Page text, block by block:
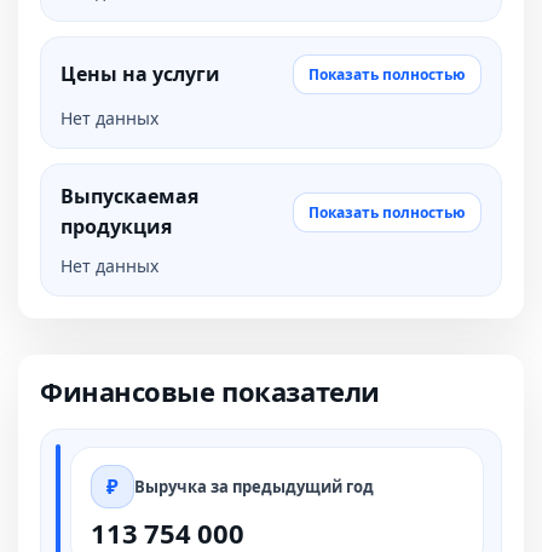
Цены на услуги Показать полностью
Нет данных
Выпускаемая
продукция
Показать полностью
Нет данных
Финансовые показатели
Выручка за предыдущий год
113 754 000